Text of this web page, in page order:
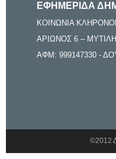
ΕΦΗΜΕΡΙΔΑ
ΚΟΙΝΩΝΙΑ
ΑΡΙΩΝΟΣ 6 –
ΑΦΜ: 999147330 -
©2012